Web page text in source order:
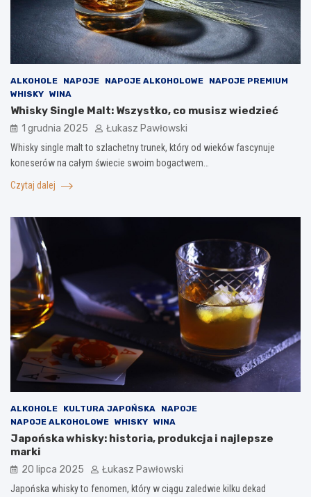
ALKOHOLE NAPOJE NAPOJE ALKOHOLOWE
NAPOJE PREMIUM
WHISKY WINA
Whisky Single Malt: Wszystko, co musisz wiedzieć
1 grudnia 2025 Łukasz Pawłowski
Whisky single malt to szlachetny trunek, który od wieków fascynuje
koneserów na całym świecie swoim bogactwem…
Czytaj dalej
ALKOHOLE KULTURA JAPOŃSKA
NAPOJE
NAPOJE ALKOHOLOWE WHISKY WINA
Japońska whisky: historia, produkcja i najlepsze
marki
20 lipca 2025 Łukasz Pawłowski
Japońska whisky to fenomen, który w ciągu zaledwie kilku dekad